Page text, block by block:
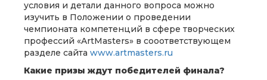
условия и детали данного вопроса можно
изучить в Положении о проведении
чемпионата компетенций в сфере творческих
профессий «ArtMasters» в сооответствующем
разделе сайта www.artmasters.ru
Какие призы ждут победителей финала?